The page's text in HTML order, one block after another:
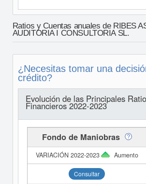
Ratios y Cuentas anuales de RIBES
AUDITORIA I CONSULTORIA SL.
¿Necesitas tomar una
crédito?
Evolución de las Principales
Financieros 2022-2023
Fondo de Maniobras
Aumento
Consultar